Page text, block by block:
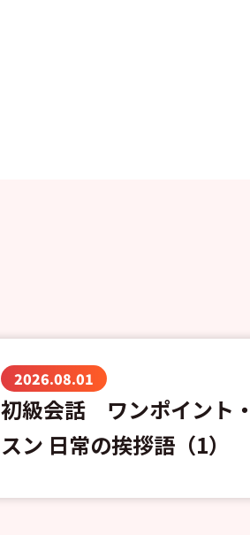
2026.08.01
初級会話 ワンポイント
スン 日常の挨拶語（1）